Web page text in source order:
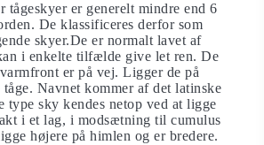
tågeskyer er generelt mindre end 6
De klassificeres derfor som
skyer.De er normalt lavet af
i enkelte tilfælde give let ren. De
er på vej. Ligger de på
Navnet kommer af det latinske
type sky kendes netop ved at ligge
i et lag, i modsætning til cumulus
højere på himlen og er bredere.